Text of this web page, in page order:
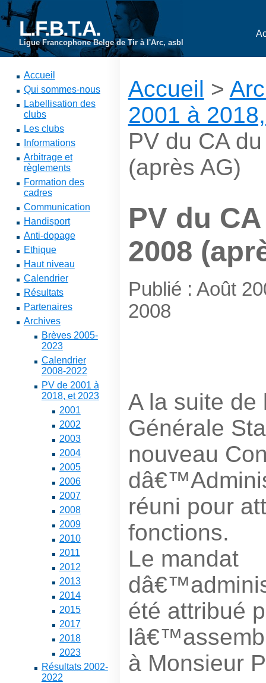
L.F.B.T.A.
Ligue Francophone Belge de Tir à l'Arc, asbl
Accueil
Qui sommes-nous
Labellisation des
clubs
Les clubs
Informations
Arbitrage et
règlements
Formation des
cadres
Communication
Handisport
Anti-dopage
Ethique
Haut niveau
Calendrier
Résultats
Partenaires
Archives
Brèves 2005-
2023
Calendrier
2008-2022
PV de 2001 à
2018, et 2023
2001
2002
2003
2004
2005
2006
2007
2008
2009
2010
2011
2012
2013
2014
2015
2017
2018
2023
Résultats 2002-
2022
Accueil >
2001 à
PV du CA
(après AG)
PV du
2008
Publié : Août
2008
A la suite
Générale
nouveau
réuni pour
fonctions.
Le mandat
été attribué
à Monsieur